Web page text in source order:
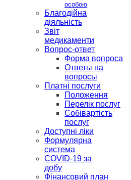
особою
Благодійна
діяльність
Звіт
медикаменти
Вопрос-ответ
Форма вопроса
Ответы на
вопросы
Платні послуги
Положення
Перелік послуг
Собівартість
послуг
Доступні ліки
Формулярна
система
COVID-19 за
добу
Фінансовий план